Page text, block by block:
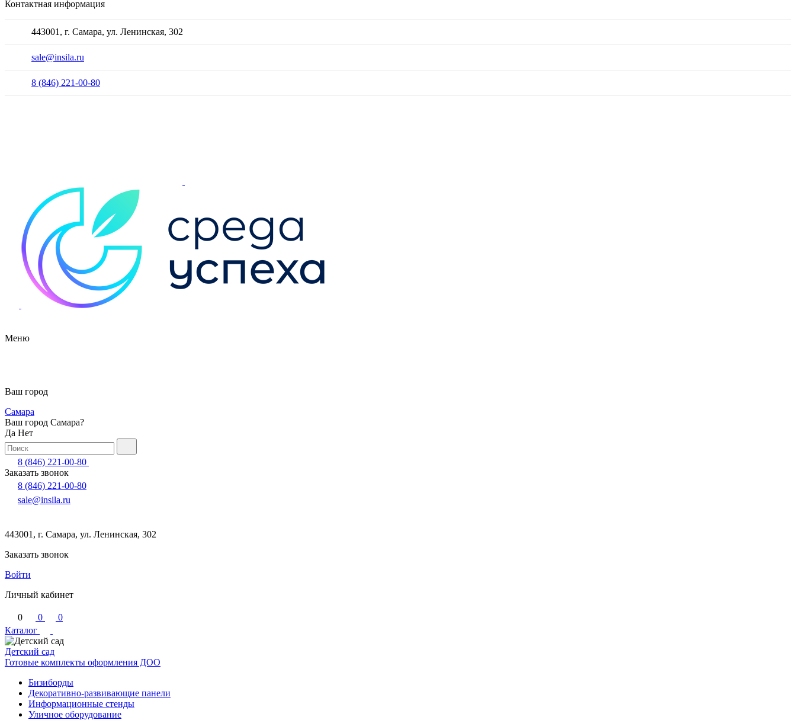
Контактная информация
443001, г. Самара, ул. Ленинская, 302
sale@insila.ru
8 (846) 221-00-80
Меню
Ваш город
Самара
Ваш город Самара?
Да Нет
8 (846) 221-00-80
Заказать звонок
8 (846) 221-00-80
sale@insila.ru
443001, г. Самара, ул. Ленинская, 302
Заказать звонок
Войти
Личный кабинет
0 0
0
Каталог
Детский сад
Готовые комплекты оформления ДОО
Бизиборды
Декоративно-развивающие панели
Информационные стенды
Уличное оборудование